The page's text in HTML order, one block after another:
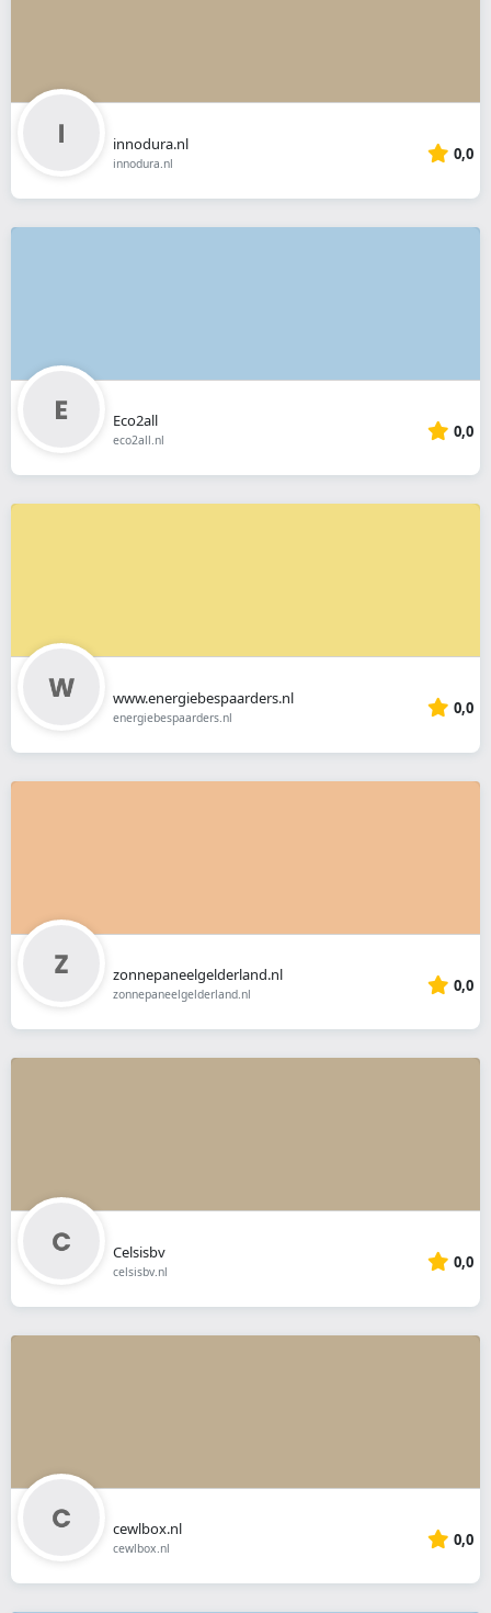
innodura.nl
innodura.nl 0,0
Eco2all
eco2all.nl 0,0
www.energiebespaarders.nl
energiebespaarders.nl 0,0
zonnepaneelgelderland.nl
zonnepaneelgelderland.nl 0,0
Celsisbv
celsisbv.nl 0,0
cewlbox.nl
cewlbox.nl 0,0